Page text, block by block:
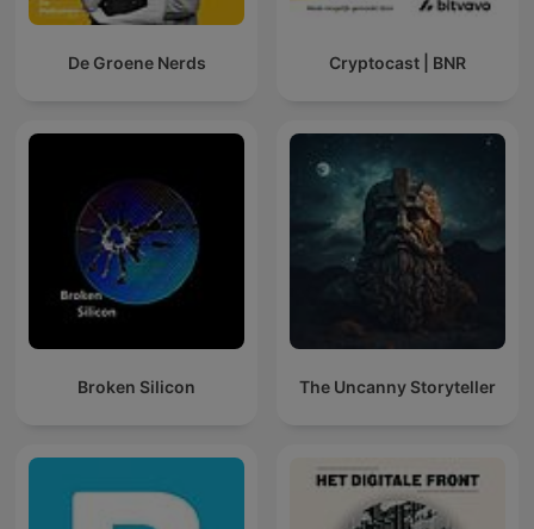
De Groene Nerds Cryptocast | BNR
Broken Silicon The Uncanny Storyteller